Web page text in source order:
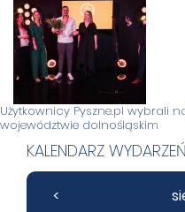
Użytkownicy Pyszne.pl wybrali
województwie dolnośląskim
KALENDARZ
<